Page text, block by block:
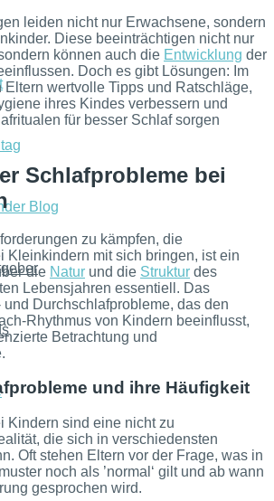
Blog
leiden nicht nur Erwachsene, sondern
Diese beeinträchtigen nicht nur
können auch die Entwicklung der
Doch es gibt Lösungen: Im
Eltern wertvolle Tipps und Ratschläge,
ihres Kindes verbessern und
für besser Schlaf sorgen
Schlafprobleme bei
zu kämpfen, die
Kleinkindern mit sich bringen, ist ein
die Natur und die Struktur des
Lebensjahren essentiell. Das
und Durchschlafprobleme, das den
Rhythmus von Kindern beeinflusst,
Betrachtung und
und ihre Häufigkeit
Kindern sind eine nicht zu
die sich in verschiedensten
Oft stehen Eltern vor der Frage, was in
noch als ’normal‘ gilt und ab wann
gesprochen wird.